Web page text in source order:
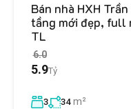
Bán nhà HXH
tầng mới đẹp, full
TL
5.9
6.0
Tỷ
3 34 m²